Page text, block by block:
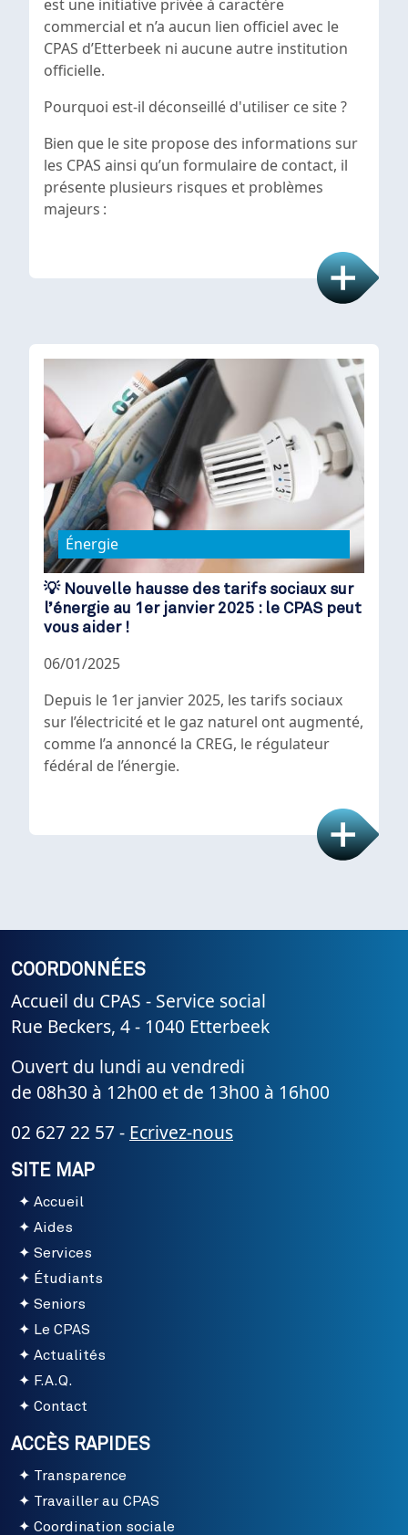
est une initiative privée à caractère
commercial et n’a aucun lien officiel avec le
CPAS d’Etterbeek ni aucune autre institution
officielle.
Pourquoi est-il déconseillé d'utiliser ce site ?
Bien que le site propose des informations sur
les CPAS ainsi qu’un formulaire de contact, il
présente plusieurs risques et problèmes
majeurs :
Énergie
💡 Nouvelle hausse des tarifs sociaux sur
l’énergie au 1er janvier 2025 : le CPAS peut
vous aider !
06/01/2025
Depuis le 1er janvier 2025, les tarifs sociaux
sur l’électricité et le gaz naturel ont augmenté,
comme l’a annoncé la CREG, le régulateur
fédéral de l’énergie.
COORDONNÉES
Accueil du CPAS - Service social
Rue Beckers, 4 - 1040 Etterbeek
Ouvert du lundi au vendredi
de 08h30 à 12h00 et de 13h00 à 16h00
02 627 22 57 - Ecrivez-nous
SITE MAP
Accueil
Aides
Services
Étudiants
Seniors
Le CPAS
Actualités
F.A.Q.
Contact
ACCÈS RAPIDES
Transparence
Travailler au CPAS
Coordination sociale